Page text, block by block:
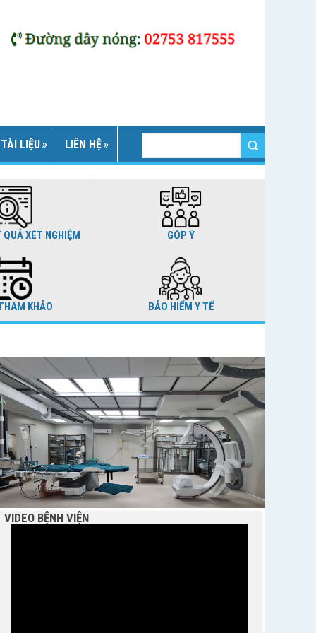
TÀI LIỆU LIÊN HỆ
XÉT NGHIỆM GÓP Ý
KHẢO BẢO HIỂM Y TẾ
VIDEO BỆNH VIỆN
BỆNH VIỆN NGUYỄN ĐÌNH CHIỂU TIẾP TỤC TRIỂN
KHAI KỸ THUẬT CHUYÊN SÂU TRONG KHÁM,
CHỮA BỆNH